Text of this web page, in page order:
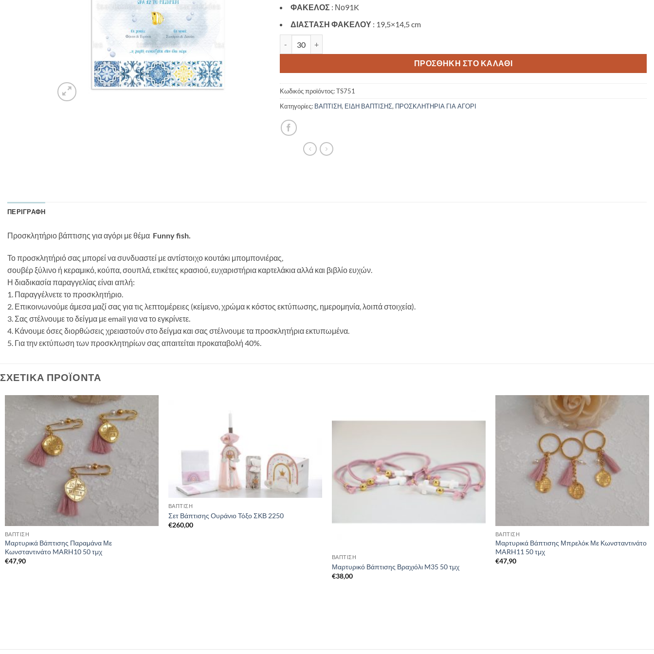
ΦΑΚΕΛΟΣ : Νο91K
ΔΙΑΣΤΑΣΗ ΦΑΚΕΛΟΥ : 19,5×14,5 cm
ΠΡΟΣΘΉΚΗ ΣΤΟ ΚΑΛΆΘΙ
Κωδικός προϊόντος:TS751
Κατηγορίες: ΒΑΠΤΙΣΗ, ΕΙΔΗ ΒΑΠΤΙΣΗΣ, ΠΡΟΣΚΛΗΤΗΡΙΑ ΓΙΑ ΑΓΟΡΙ
ΠΕΡΙΓΡΑΦΉ
Προσκλητήριο βάπτισης για αγόρι με θέμα Funny fish.
Το προσκλητήριό σας μπορεί να συνδυαστεί με αντίστοιχο κουτάκι μπομπονιέρας,
σουβέρ ξύλινο ή κεραμικό, κούπα, σουπλά, ετικέτες κρασιού, ευχαριστήρια καρτελάκια αλλά και βιβλίο ευχών.
Η διαδικασία παραγγελίας είναι απλή:
1. Παραγγέλνετε το προσκλητήριο.
2. Επικοινωνούμε άμεσα μαζί σας για τις λεπτομέρειες (κείμενο, χρώμα κ κόστος εκτύπωσης, ημερομηνία, λοιπά στοιχεία).
3. Σας στέλνουμε το δείγμα με email για να το εγκρίνετε.
4. Κάνουμε όσες διορθώσεις χρειαστούν στο δείγμα και σας στέλνουμε τα προσκλητήρια εκτυπωμένα.
5. Για την εκτύπωση των προσκλητηρίων σας απαιτείται προκαταβολή 40%.
ΣΧΕΤΙΚΆ ΠΡΟΪΌΝΤΑ
ΒΑΠΤΙΣΗ
Μαρτυρικά Βάπτισης Παραμάνα Με
Κωνσταντινάτο MARH10 50 τμχ
€47,90
ΒΑΠΤΙΣΗ
Σετ Βάπτισης Ουράνιο Τόξο ΣΚΒ 2250
€260,00
ΒΑΠΤΙΣΗ
Μαρτυρικό Βάπτισης Βραχιόλι M35 50 τμχ
€38,00
ΒΑΠΤΙΣΗ
Μαρτυρικά Βάπτισης Μπρελόκ Με Κωνσταντινάτο
MARH11 50 τμχ
€47,90